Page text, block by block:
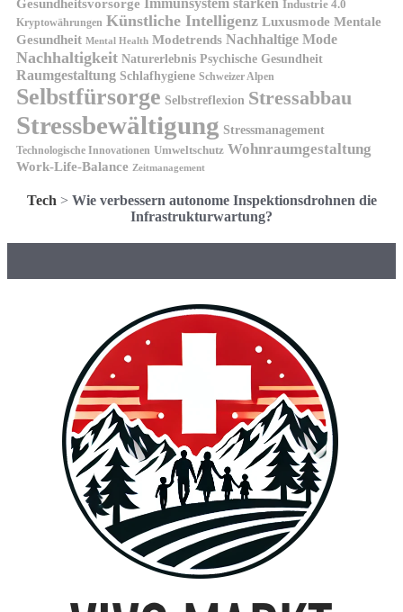
Gesundheitsvorsorge Immunsystem stärken Industrie 4.0
Kryptowährungen Künstliche Intelligenz Luxusmode Mentale
Gesundheit Mental Health Modetrends Nachhaltige Mode
Nachhaltigkeit Naturerlebnis Psychische Gesundheit
Raumgestaltung Schlafhygiene Schweizer Alpen
Selbstfürsorge Selbstreflexion Stressabbau
Stressbewältigung Stressmanagement
Technologische Innovationen Umweltschutz Wohnraumgestaltung
Work-Life-Balance Zeitmanagement
Tech > Wie verbessern autonome Inspektionsdrohnen die
Infrastrukturwartung?